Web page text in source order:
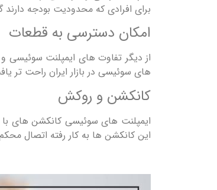
برای افرادی که محدودیت بودجه
امکان دسترسی به قطعات
از دیگر تفاوت های ایمپلنت سوئیسی
های سوئیسی در بازار ایران راحت تر
کانکشن و روکش
ایمپلنت های سوئیسی کانکشن‌ های با
این کانکشن ها به کار رفته اتصال